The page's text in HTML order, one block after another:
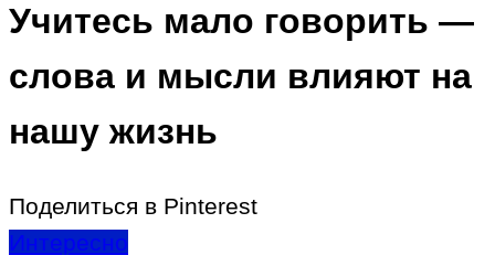
Учитесь мало говорить —
слова и мысли влияют на
нашу жизнь
Поделиться в Pinterest
Интересно